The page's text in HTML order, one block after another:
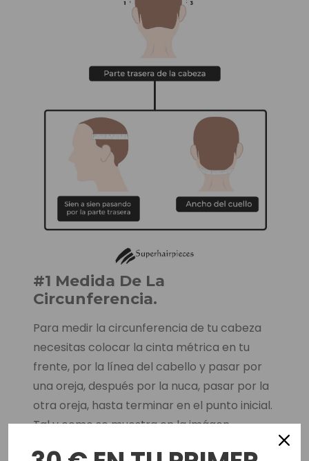
#1 Medida De La
Circunferencia.
Para medir la circunferencia de tu cabeza
necesitas colocar la cinta métrica en tu
frente, por la línea del cabello y pasar por
una oreja, después por la nuca, pasar por la
otra oreja, hasta terminar en el punto inicial.
Tal y como se muestra en la imágen